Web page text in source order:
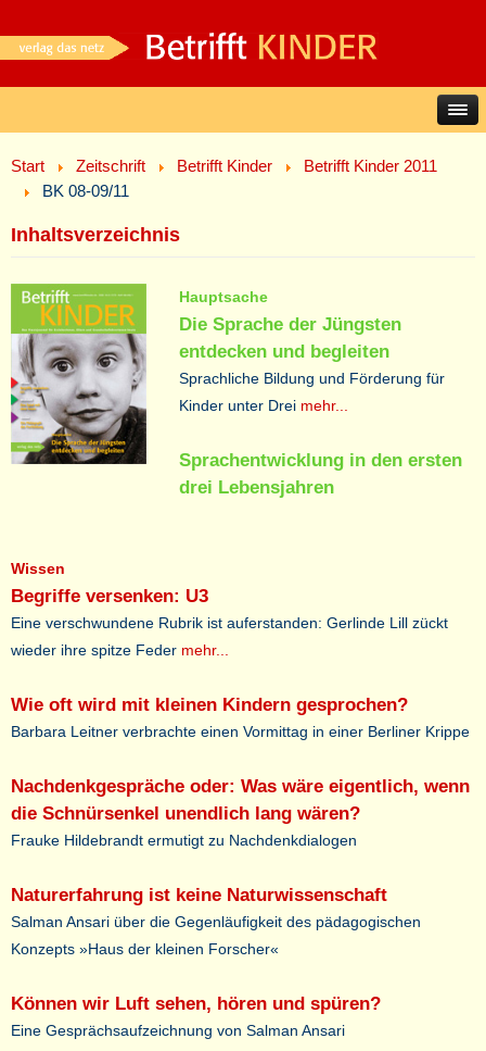
Start Zeitschrift Betrifft Kinder
Betrifft Kinder 2011
BK 08-09/11
Inhaltsverzeichnis
Hauptsache
Die Sprache der Jüngsten
entdecken und begleiten
Sprachliche Bildung und Förderung für
Kinder unter Drei mehr...
Sprachentwicklung in den ersten
drei Lebensjahren
Wissen
Begriffe versenken: U3
Eine verschwundene Rubrik ist auferstanden: Gerlinde Lill zückt
wieder ihre spitze Feder mehr...
Wie oft wird mit kleinen Kindern gesprochen?
Barbara Leitner verbrachte einen Vormittag in einer Berliner Krippe
Nachdenkgespräche oder: Was wäre eigentlich, wenn
die Schnürsenkel unendlich lang wären?
Frauke Hildebrandt ermutigt zu Nachdenkdialogen
Naturerfahrung ist keine Naturwissenschaft
Salman Ansari über die Gegenläufigkeit des pädagogischen
Konzepts »Haus der kleinen Forscher«
Können wir Luft sehen, hören und spüren?
Eine Gesprächsaufzeichnung von Salman Ansari